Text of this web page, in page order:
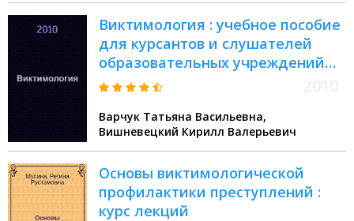
Виктимология : учебное пособие
для курсантов и слушателей
образовательных учреждений
высшего профессионального
специальности
"Юриспруденция" : учебное
пособие для студентов высших
учебных заведений,
обучающихся по специальности
"Юриспруденция"
Варчук Татьяна Васильевна,
Вишневецкий Кирилл Валерьевич
Основы виктимологической
профилактики преступлений :
курс лекций